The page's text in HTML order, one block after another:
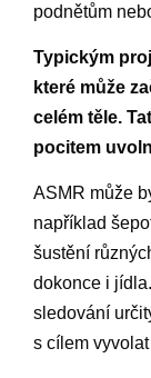
podnětům
Typickým
které může
celém těle.
pocitem
ASMR může
například
šustění
dokonce i
sledování
s cílem